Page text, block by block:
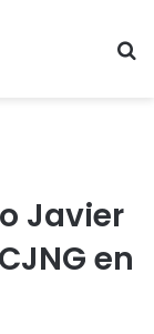
Javier
en